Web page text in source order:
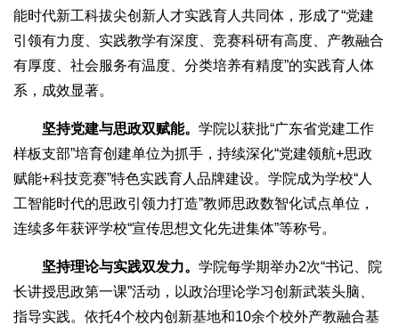
能时代新工科拔尖创新人才实践育人共同体，形成了“党建
引领有力度、实践教学有深度、竞赛科研有高度、产教融合
有厚度、社会服务有温度、分类培养有精度”的实践育人体
系，成效显著。
坚持党建与思政双赋能。 学院以获批“广东省党建工作
样板支部”培育创建单位为抓手，持续深化“党建领航+思政
赋能+科技竞赛”特色实践育人品牌建设。学院成为学校“人
工智能时代的思政引领力打造”教师思政数智化试点单位，
连续多年获评学校“宣传思想文化先进集体”等称号。
坚持理论与实践双发力。 学院每学期举办2次“书记、院
长讲授思政第一课”活动，以政治理论学习创新武装头脑、
指导实践。依托4个校内创新基地和10余个校外产教融合基